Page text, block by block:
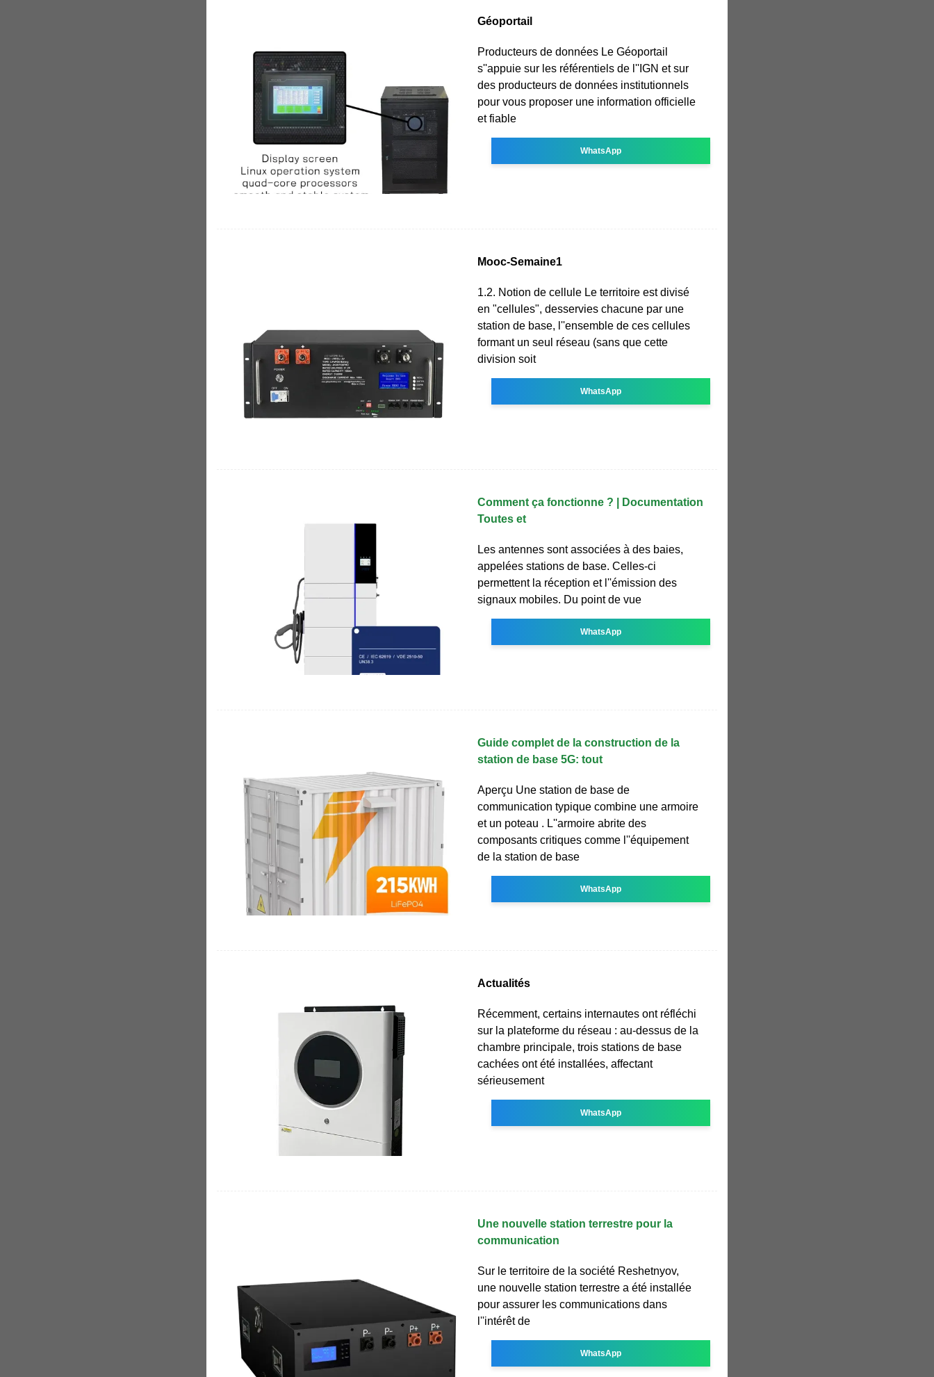
Géoportail
Producteurs de données Le Géoportail
s''appuie sur les référentiels de l''IGN et sur
des producteurs de données institutionnels
pour vous proposer une information officielle
et fiable
WhatsApp
Mooc-Semaine1
1.2. Notion de cellule Le territoire est divisé
en "cellules", desservies chacune par une
station de base, l''ensemble de ces cellules
formant un seul réseau (sans que cette
division soit
WhatsApp
Comment ça fonctionne ? | Documentation
Toutes et
Les antennes sont associées à des baies,
appelées stations de base. Celles-ci
permettent la réception et l''émission des
signaux mobiles. Du point de vue
WhatsApp
Guide complet de la construction de la
station de base 5G: tout
Aperçu Une station de base de
communication typique combine une armoire
et un poteau . L''armoire abrite des
composants critiques comme l''équipement
de la station de base
WhatsApp
Actualités
Récemment, certains internautes ont réfléchi
sur la plateforme du réseau : au-dessus de la
chambre principale, trois stations de base
cachées ont été installées, affectant
sérieusement
WhatsApp
Une nouvelle station terrestre pour la
communication
Sur le territoire de la société Reshetnyov,
une nouvelle station terrestre a été installée
pour assurer les communications dans
l''intérêt de
WhatsApp